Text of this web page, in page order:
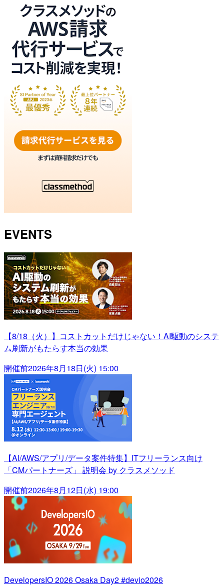
EVENTS
【8/18（火）】コストカットだけじゃない！AI駆動のシステ
ム刷新がもたらす本当の効果
開催前2026年8月18日(火) 15:00
【AI/AWS/アプリ/データ案件特集】ITフリーランス向け
「CMパートナーズ」 説明会 by クラスメソッド
開催前2026年8月12日(水) 19:00
DevelopersIO 2026 Osaka Day2 #devio2026